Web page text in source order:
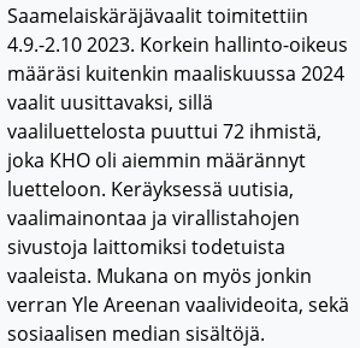
Saamelaiskäräjävaalit toimitettiin
4.9.-2.10 2023. Korkein hallinto-oikeus
määräsi kuitenkin maaliskuussa 2024
vaalit uusittavaksi, sillä
vaaliluettelosta puuttui 72 ihmistä,
joka KHO oli aiemmin määrännyt
luetteloon. Keräyksessä uutisia,
vaalimainontaa ja virallistahojen
sivustoja laittomiksi todetuista
vaaleista. Mukana on myös jonkin
verran Yle Areenan vaalivideoita, sekä
sosiaalisen median sisältöjä.